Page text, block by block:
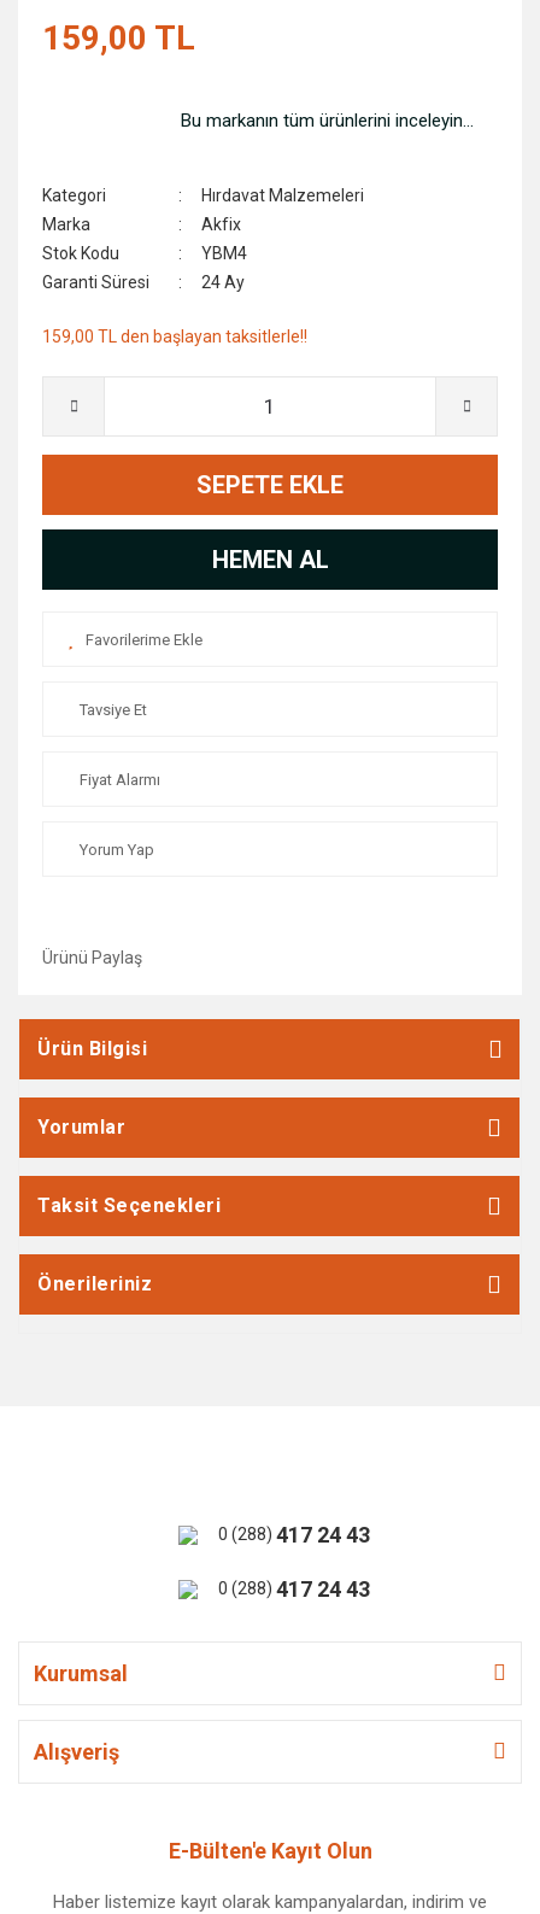
159,00 TL
Bu markanın tüm ürünlerini inceleyin...
Kategori
Hırdavat Malzemeleri
Marka
Akfix
Stok Kodu
YBM4
Garanti Süresi
24 Ay
159,00 TL den başlayan taksitlerle!!
SEPETE EKLE
HEMEN AL
Tavsiye Et
Fiyat Alarmı
Yorum Yap
Ürünü Paylaş
Ürün Bilgisi
Yorumlar
Taksit Seçenekleri
Önerileriniz
0 (288) 417 24 43
0 (288) 417 24 43
Kurumsal
Alışveriş
E-Bülten'e Kayıt Olun
Haber listemize kayıt olarak kampanyalardan, indirim ve